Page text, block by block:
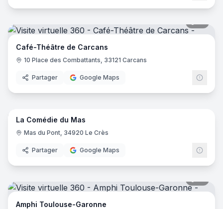
Café-Théâtre de Carcans
10 Place des Combattants, 33121 Carcans
Partager Google Maps
16
La Comédie du Mas
Mas du Pont, 34920 Le Crès
Partager Google Maps
Amphi Toulouse-Garonne